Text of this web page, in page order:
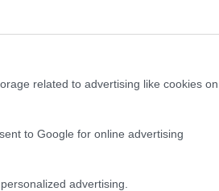
related to advertising like cookies on
to Google for online advertising
advertising.
dal menù del sito o
Di Caro